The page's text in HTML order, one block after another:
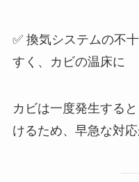
✅ 換気システムの不
すく、カビの温床に
カビは一度発生する
けるため、早急な対